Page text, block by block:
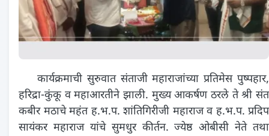
कार्यक्रमाची सुरुवात संताजी महाराजांच्या प्रतिमेस पुष्पहार,
हरिद्रा-कुंकू व महाआरतीने झाली. मुख्य आकर्षण ठरले ते श्री संत
कबीर मठाचे महंत ह.भ.प. शांतिगिरीजी महाराज व ह.भ.प. प्रदिप
सायंकर महाराज यांचे सुमधुर कीर्तन. ज्येष्ठ ओबीसी नेते तथा